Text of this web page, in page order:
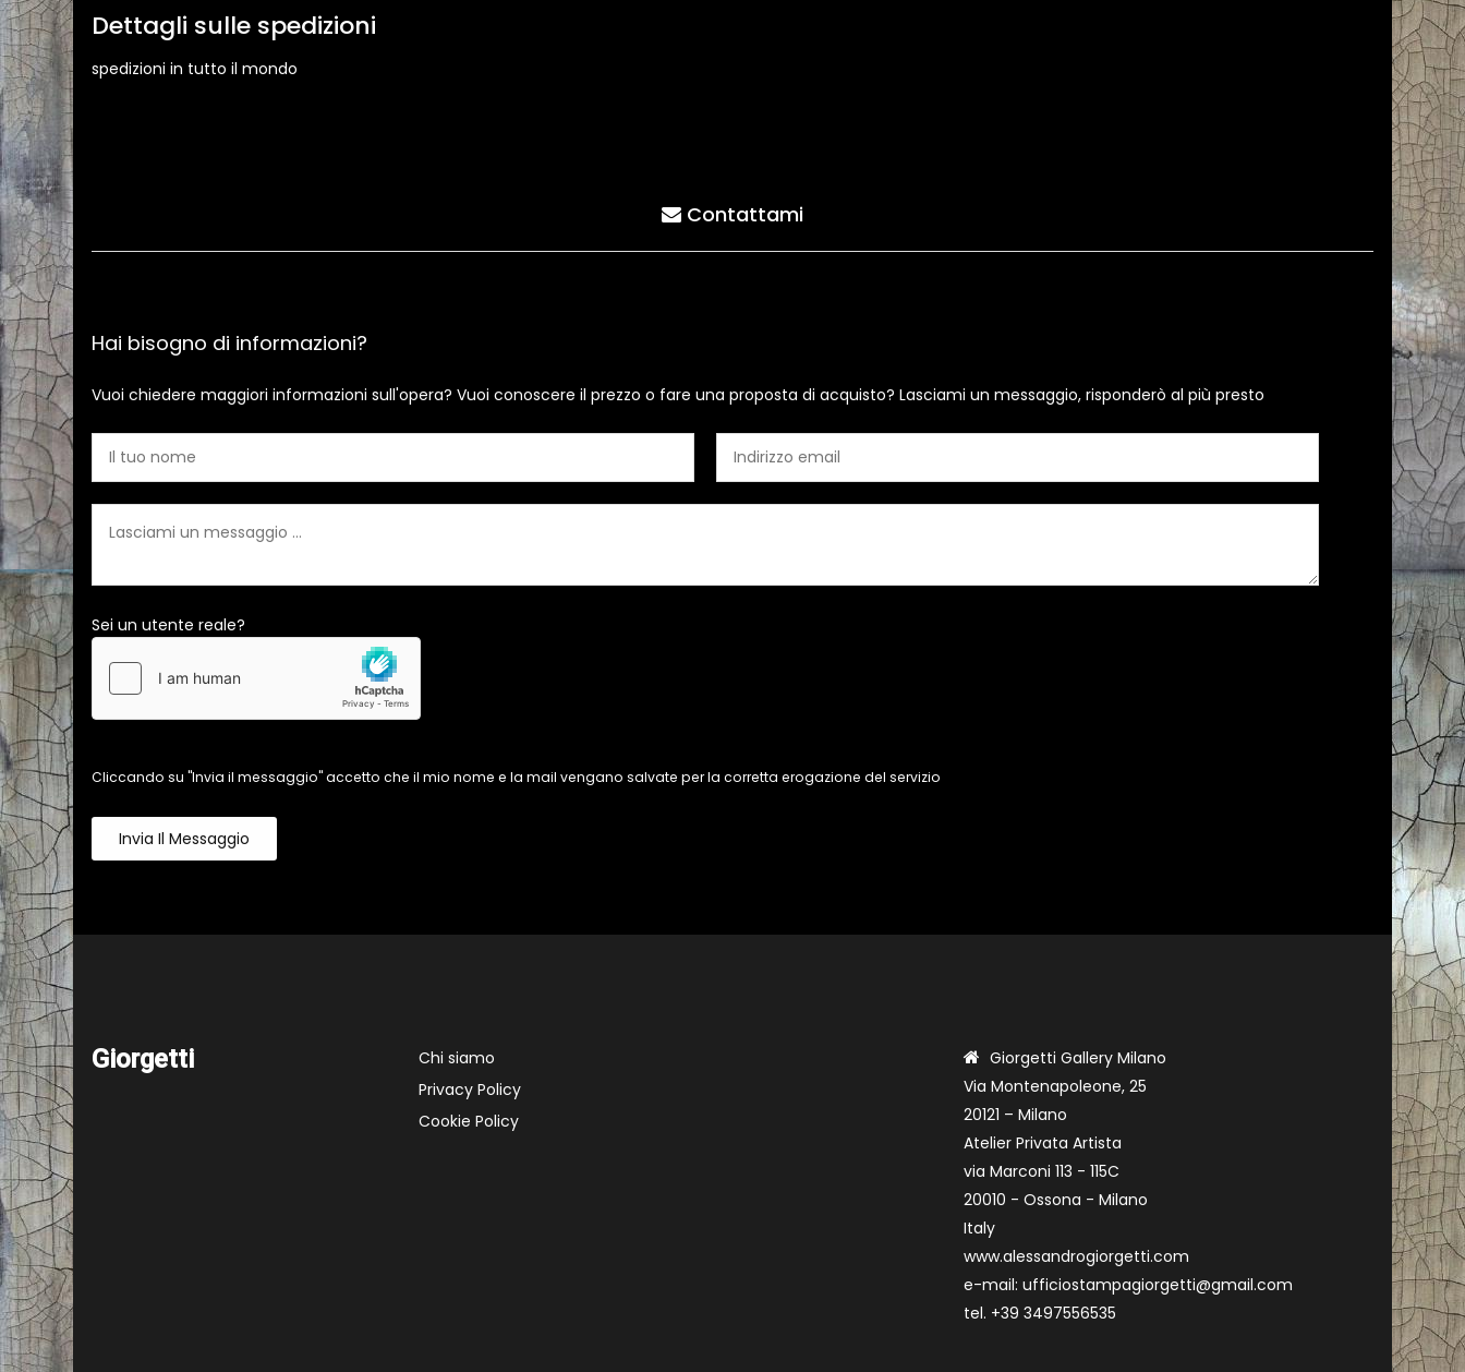
Dettagli sulle spedizioni
spedizioni in tutto il mondo
Contattami
Hai bisogno di informazioni?
Vuoi chiedere maggiori informazioni sull'opera? Vuoi conoscere il prezzo o fare una proposta di acquisto? Lasciami un messaggio, risponderò al più presto
Sei un utente reale?
Cliccando su "Invia il messaggio" accetto che il mio nome e la mail vengano salvate per la corretta erogazione del servizio
Invia Il Messaggio
Giorgetti
Chi siamo
Privacy Policy
Cookie Policy
Giorgetti Gallery Milano
Via Montenapoleone, 25
20121 – Milano
Atelier Privata Artista
via Marconi 113 - 115C
20010 - Ossona - Milano
Italy
www.alessandrogiorgetti.com
e-mail: ufficiostampagiorgetti@gmail.com
tel. +39 3497556535